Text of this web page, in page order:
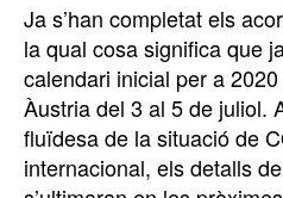
Ja s’han completat els
la qual cosa significa que
calendari inicial per a
Àustria del 3 al 5 de juliol.
fluïdesa de la situació de
internacional, els detalls